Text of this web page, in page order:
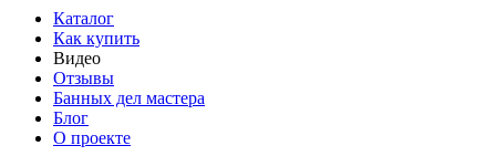
Каталог
Как купить
Видео
Отзывы
Банных дел мастера
Блог
О проекте